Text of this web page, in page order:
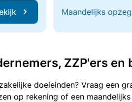
Maandelijks
ZZP'ers en
doeleinden? Vraag een
op rekening of een